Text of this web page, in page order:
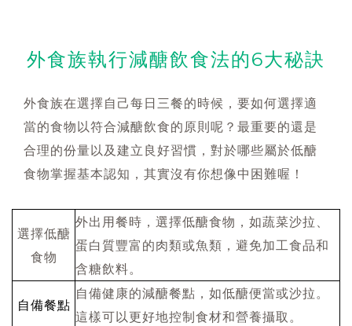
外食族執行減醣飲食法的6大秘訣
外食族在選擇自己每日三餐的時候，要如何選擇適
當的食物以符合減醣飲食的原則呢？最重要的還是
合理的份量以及建立良好習慣，對於哪些屬於低醣
食物掌握基本認知，其實沒有你想像中困難喔！
選擇低醣
食物
外出用餐時，選擇低醣食物，如蔬菜沙拉、
蛋白質豐富的肉類或魚類，避免加工食品和
含糖飲料。
自備餐點
自備健康的減醣餐點，如低醣便當或沙拉。
這樣可以更好地控制食材和營養攝取。